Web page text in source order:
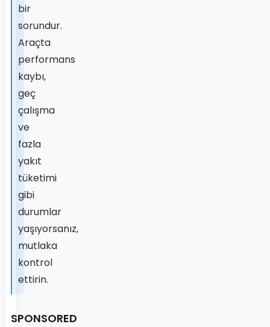
bir
sorundur.
Araçta
performans
kaybı,
geç
çalışma
ve
fazla
yakıt
tüketimi
gibi
durumlar
yaşıyorsanız,
mutlaka
kontrol
ettirin.
SPONSORED